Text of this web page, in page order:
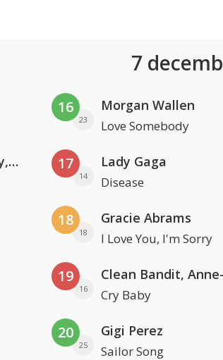
7
Coldplay ft. Little Simz, Burna Boy, Elyanna & Tini
16
23
Morgan Wallen
Love Somebody
17
14
Lady Gaga
Disease
18
18
Gracie Abrams
I Love You, I'm Sorry
19
16 Cry Baby
20
25
Gigi Perez
Sailor Song